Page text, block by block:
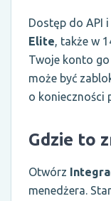
Dostęp do API
Elite, także w
Twoje konto go
może być
o konieczności
Gdzie to
Otwórz
menedżera.